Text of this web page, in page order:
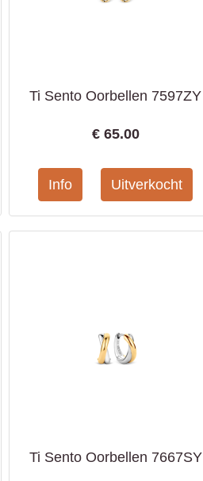
Ti Sento Oorbellen 7597ZY
€ 65.00
Ti Sento Oorbellen 7667SY